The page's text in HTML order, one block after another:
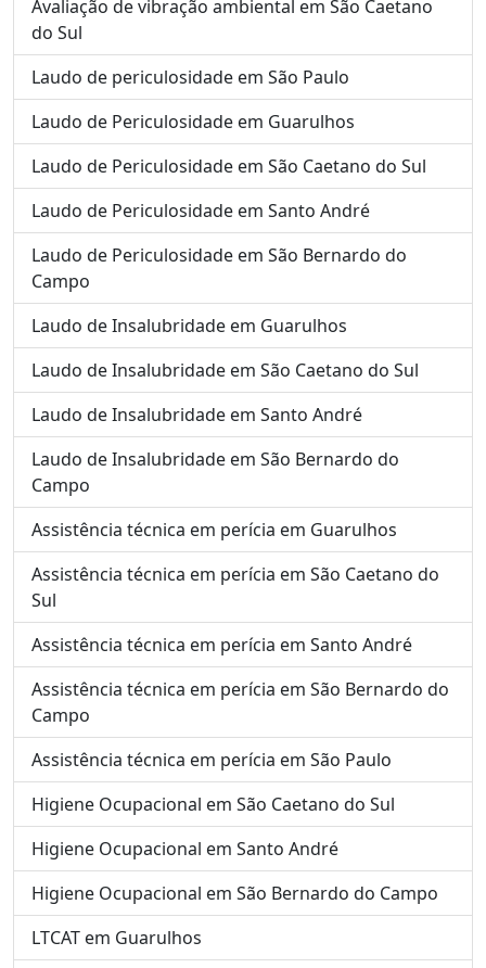
Avaliação de vibração ambiental em São Caetano
do Sul
Laudo de periculosidade em São Paulo
Laudo de Periculosidade em Guarulhos
Laudo de Periculosidade em São Caetano do Sul
Laudo de Periculosidade em Santo André
Laudo de Periculosidade em São Bernardo do
Campo
Laudo de Insalubridade em Guarulhos
Laudo de Insalubridade em São Caetano do Sul
Laudo de Insalubridade em Santo André
Laudo de Insalubridade em São Bernardo do
Campo
Assistência técnica em perícia em Guarulhos
Assistência técnica em perícia em São Caetano do
Sul
Assistência técnica em perícia em Santo André
Assistência técnica em perícia em São Bernardo do
Campo
Assistência técnica em perícia em São Paulo
Higiene Ocupacional em São Caetano do Sul
Higiene Ocupacional em Santo André
Higiene Ocupacional em São Bernardo do Campo
LTCAT em Guarulhos